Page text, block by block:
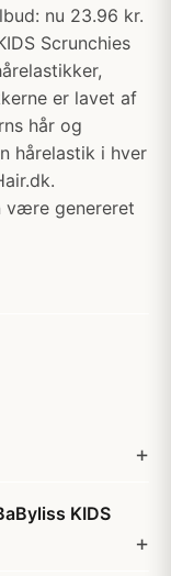
nu 23.96 kr.
Scrunchies
er lavet af
hår og
hårelastik i hver
være genereret
KIDS